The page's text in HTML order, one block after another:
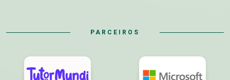
PARCEIROS